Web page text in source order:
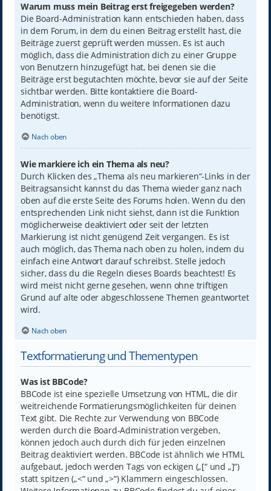
Warum muss mein Beitrag erst freigegeben werden?
Die Board-Administration kann entschieden haben, dass
in dem Forum, in dem du einen Beitrag erstellt hast, die
Beiträge zuerst geprüft werden müssen. Es ist auch
möglich, dass die Administration dich zu einer Gruppe
von Benutzern hinzugefügt hat, bei denen sie die
Beiträge erst begutachten möchte, bevor sie auf der Seite
sichtbar werden. Bitte kontaktiere die Board-
Administration, wenn du weitere Informationen dazu
benötigst.
Nach oben
Wie markiere ich ein Thema als neu?
Durch Klicken des „Thema als neu markieren“-Links in der
Beitragsansicht kannst du das Thema wieder ganz nach
oben auf die erste Seite des Forums holen. Wenn du den
entsprechenden Link nicht siehst, dann ist die Funktion
möglicherweise deaktiviert oder seit der letzten
Markierung ist nicht genügend Zeit vergangen. Es ist
auch möglich, das Thema nach oben zu holen, indem du
einfach eine Antwort darauf schreibst. Stelle jedoch
sicher, dass du die Regeln dieses Boards beachtest! Es
wird meist nicht gerne gesehen, wenn ohne triftigen
Grund auf alte oder abgeschlossene Themen geantwortet
wird.
Nach oben
Textformatierung und Thementypen
Was ist BBCode?
BBCode ist eine spezielle Umsetzung von HTML, die dir
weitreichende Formatierungsmöglichkeiten für deinen
Text gibt. Die Rechte zur Verwendung von BBCode
werden durch die Board-Administration vergeben,
können jedoch auch durch dich für jeden einzelnen
Beitrag deaktiviert werden. BBCode ist ähnlich wie HTML
aufgebaut, jedoch werden Tags von eckigen („[“ und „]“)
statt spitzen („<“ und „>“) Klammern eingeschlossen.